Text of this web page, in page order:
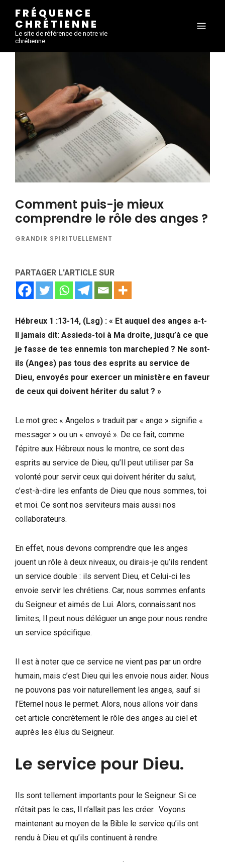
FRÉQUENCE
CHRÉTIENNE
Le site de référence de notre vie
chrétienne
Comment puis-je mieux
comprendre le rôle des anges ?
GRANDIR SPIRITUELLEMENT
PARTAGER L'ARTICLE SUR
Hébreux 1 :13-14, (Lsg) : « Et auquel des anges a-t-
Il jamais dit: Assieds-toi à Ma droite, jusqu’à ce que
je fasse de tes ennemis ton marchepied ? Ne sont-
ils (Anges) pas tous des esprits au service de
Dieu, envoyés pour exercer un ministère en faveur
de ceux qui doivent hériter du salut ? »
Le mot grec « Angelos » traduit par « ange » signifie «
messager » ou un « envoyé ». De ce fait, comme
l’épitre aux Hébreux nous le montre, ce sont des
esprits au service de Dieu, qu’Il peut utiliser par Sa
volonté pour servir ceux qui doivent hériter du salut,
c’est-à-dire les enfants de Dieu que nous sommes, toi
et moi. Ce sont nos serviteurs mais aussi nos
collaborateurs.
En effet, nous devons comprendre que les anges
jouent un rôle à deux niveaux, ou dirais-je qu’ils rendent
un service double : ils servent Dieu, et Celui-ci les
envoie servir les chrétiens. Car, nous sommes enfants
du Seigneur et aimés de Lui. Alors, connaissant nos
limites, Il peut nous déléguer un ange pour nous rendre
un service spécifique.
Il est à noter que ce service ne vient pas par un ordre
humain, mais c’est Dieu qui les envoie nous aider. Nous
ne pouvons pas voir naturellement les anges, sauf si
l’Eternel nous le permet. Alors, nous allons voir dans
cet article concrètement le rôle des anges au ciel et
auprès les élus du Seigneur.
Le service pour Dieu.
Ils sont tellement importants pour le Seigneur. Si ce
n’était pas le cas, Il n’allait pas les créer. Voyons
maintenant au moyen de la Bible le service qu’ils ont
rendu à Dieu et qu’ils continuent à rendre.